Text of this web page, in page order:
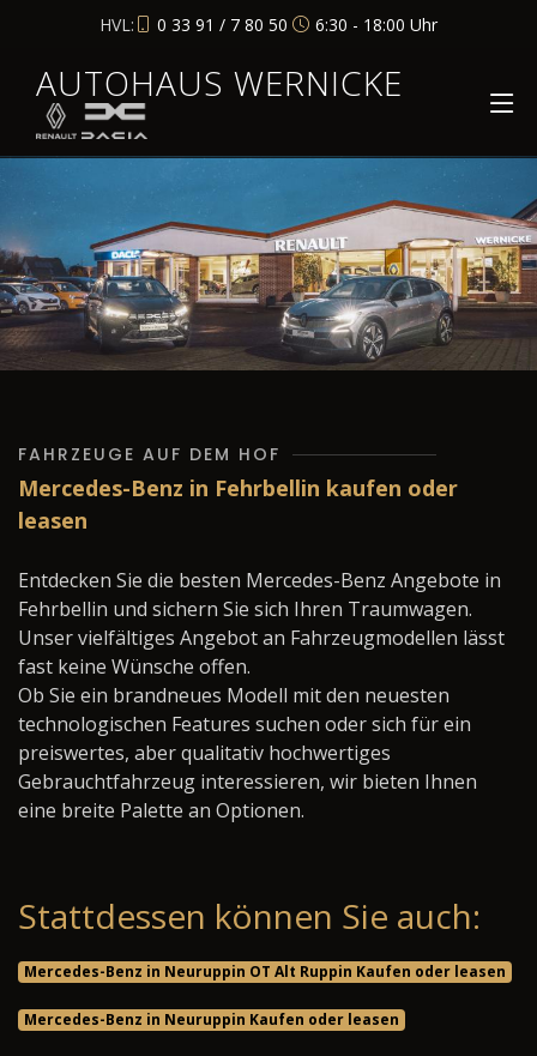
HVL: 0 33 91 / 7 80 50 6:30 - 18:00 Uhr
AUTOHAUS WERNICKE
FAHRZEUGE AUF DEM HOF
Mercedes-Benz in Fehrbellin kaufen oder
leasen
Entdecken Sie die besten Mercedes-Benz Angebote in
Fehrbellin und sichern Sie sich Ihren Traumwagen.
Unser vielfältiges Angebot an Fahrzeugmodellen lässt
fast keine Wünsche offen.
Ob Sie ein brandneues Modell mit den neuesten
technologischen Features suchen oder sich für ein
preiswertes, aber qualitativ hochwertiges
Gebrauchtfahrzeug interessieren, wir bieten Ihnen
eine breite Palette an Optionen.
Stattdessen können Sie auch:
Mercedes-Benz in Neuruppin OT Alt Ruppin Kaufen oder leasen
Mercedes-Benz in Neuruppin Kaufen oder leasen